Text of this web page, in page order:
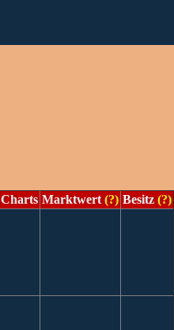
Charts Marktwert (?) Besitz (?)